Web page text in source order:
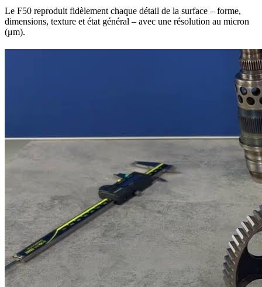
Le F50 reproduit fidèlement chaque détail de la surface – forme,
dimensions, texture et état général – avec une résolution au micron
(μm).